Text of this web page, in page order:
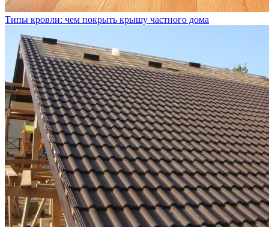
Типы кровли: чем покрыть крышу частного дома